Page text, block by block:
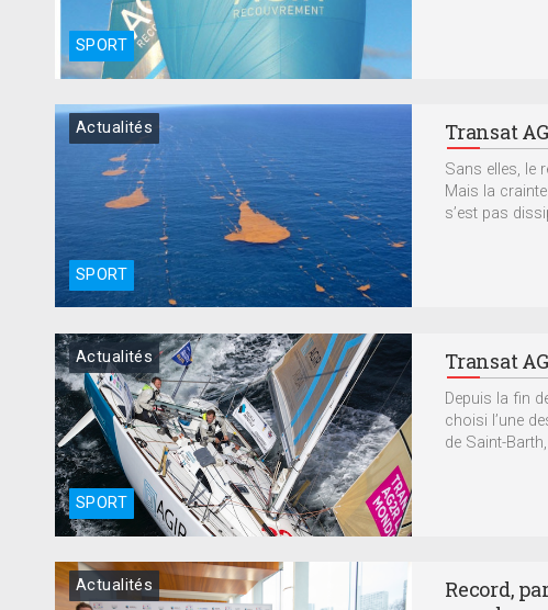
SPORT
SPORT
Actualités Transat
Sans elles, le
Mais la
s’est pas
SPORT
Actualités Transat
Depuis la fin
choisi l’une
de Saint-
Actualités
Record,